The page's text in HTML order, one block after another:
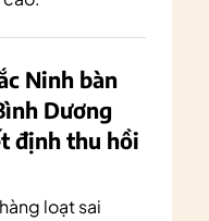
Ninh bàn
Dương
định thu hồi
loạt sai